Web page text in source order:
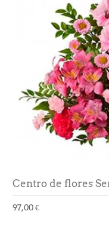
Centro de flores
97,00 €